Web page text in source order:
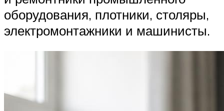
оборудования, плотники, столяры,
электромонтажники и машинисты.